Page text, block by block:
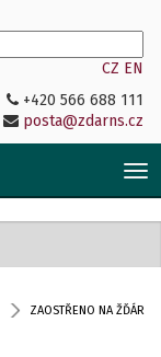
CZ EN
+420 566 688 111
posta@zdarns.cz
ZAOSTŘENO NA ŽĎÁR